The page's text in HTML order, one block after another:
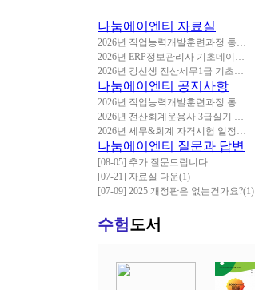
나눔에이엔티 자료실
2026년 직업능력개발훈련과정 통…
2026년 ERP정보관리사 기초데이…
2026년 강선생 전산세무1급 기초…
나눔에이엔티 공지사항
2026년 직업능력개발훈련과정 통…
2026년 전산회계운용사 3급실기 …
2026년 세무&회계 자격시험 일정…
나눔에이엔티 질문과 답변
[08-05] 추가 질문드립니다.
[07-21] 자료실 다운(1)
[07-09] 2025 개정판은 없는건가요?(1)
수험도서